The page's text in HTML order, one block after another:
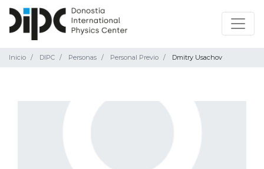
Inicio DIPC Personas Personal Previo Dmitry Usachov